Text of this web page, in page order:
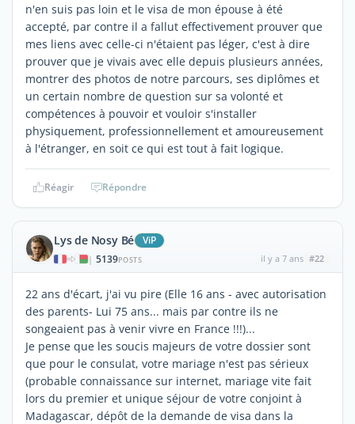
n'en suis pas loin et le visa de mon épouse à été
accepté, par contre il a fallut effectivement prouver que
mes liens avec celle-ci n'étaient pas léger, c'est à dire
prouver que je vivais avec elle depuis plusieurs années,
montrer des photos de notre parcours, ses diplômes et
un certain nombre de question sur sa volonté et
compétences à pouvoir et vouloir s'installer
physiquement, professionnellement et amoureusement
à l'étranger, en soit ce qui est tout à fait logique.
Réagir Répondre
Lys de Nosy Bé ViP
| 5139POSTS il y a 7 ans #22
22 ans d'écart, j'ai vu pire (Elle 16 ans - avec autorisation
des parents- Lui 75 ans... mais par contre ils ne
songeaient pas à venir vivre en France !!!)...
Je pense que les soucis majeurs de votre dossier sont
que pour le consulat, votre mariage n'est pas sérieux
(probable connaissance sur internet, mariage vite fait
lors du premier et unique séjour de votre conjoint à
Madagascar, dépôt de la demande de visa dans la